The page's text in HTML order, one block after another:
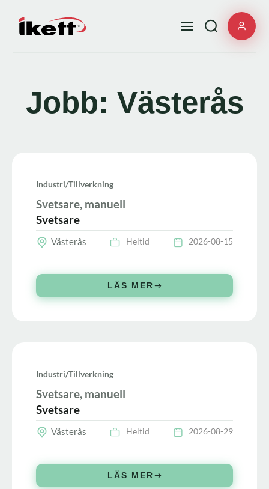
Jobb: Västerås
Industri/tillverkning
Svetsare, manuell
Svetsare
Västerås Heltid 2026-08-15
LÄS MER
Industri/tillverkning
Svetsare, manuell
Svetsare
Västerås Heltid 2026-08-29
LÄS MER